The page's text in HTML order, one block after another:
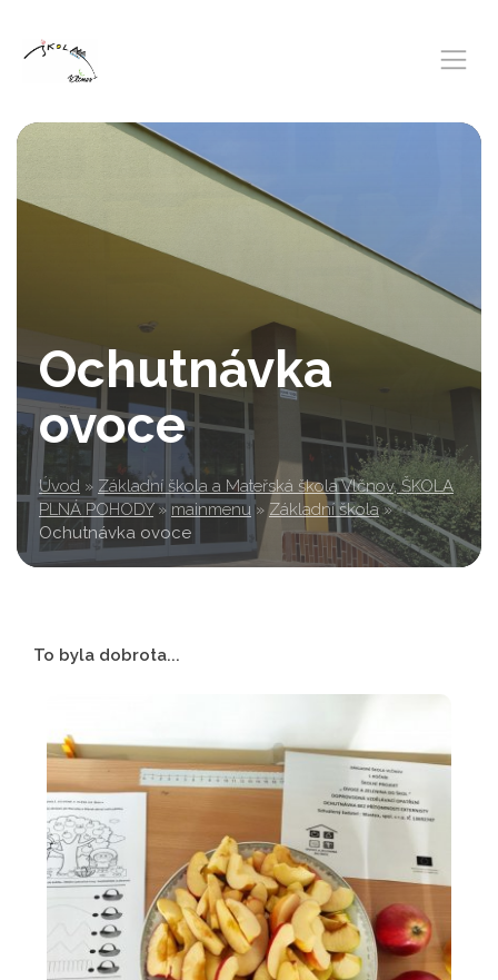
Ochutnávka
ovoce
Úvod » Základní škola a Mateřská škola Vlčnov, ŠKOLA
PLNÁ POHODY » mainmenu » Základní škola »
Ochutnávka ovoce
To byla dobrota...